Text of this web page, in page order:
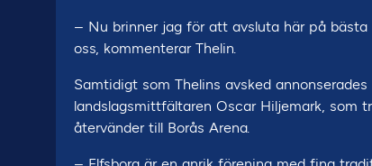
– Nu brinner jag för att avsluta här på
oss, kommenterar Thelin.
Samtidigt som Thelins avsked
landslagsmittfältaren Oscar Hiljemark, som
återvänder till Borås Arena.